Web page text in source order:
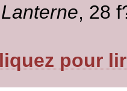
, 28
pour